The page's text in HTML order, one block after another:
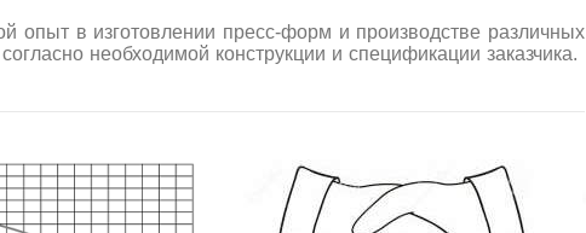
опыт в изготовлении пресс-форм и производстве различных
необходимой конструкции и спецификации заказчика.